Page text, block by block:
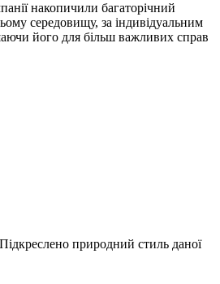
накопичили багаторічний
середовищу, за індивідуальним
його для більш важливих справ
природний стиль даної